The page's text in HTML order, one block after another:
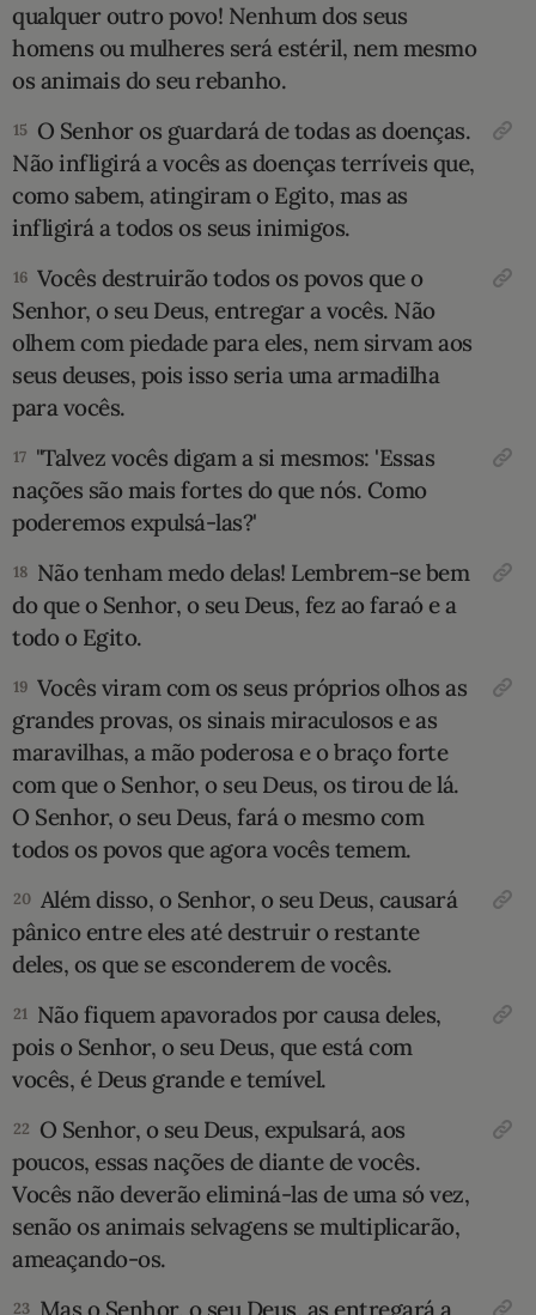
qualquer outro povo! Nenhum dos seus
homens ou mulheres será estéril, nem mesmo
os animais do seu rebanho.
15 O Senhor os guardará de todas as doenças.
Não infligirá a vocês as doenças terríveis que,
como sabem, atingiram o Egito, mas as
infligirá a todos os seus inimigos.
16 Vocês destruirão todos os povos que o
Senhor, o seu Deus, entregar a vocês. Não
olhem com piedade para eles, nem sirvam aos
seus deuses, pois isso seria uma armadilha
para vocês.
17 "Talvez vocês digam a si mesmos: 'Essas
nações são mais fortes do que nós. Como
poderemos expulsá-las?'
18 Não tenham medo delas! Lembrem-se bem
do que o Senhor, o seu Deus, fez ao faraó e a
todo o Egito.
19 Vocês viram com os seus próprios olhos as
grandes provas, os sinais miraculosos e as
maravilhas, a mão poderosa e o braço forte
com que o Senhor, o seu Deus, os tirou de lá.
O Senhor, o seu Deus, fará o mesmo com
todos os povos que agora vocês temem.
20 Além disso, o Senhor, o seu Deus, causará
pânico entre eles até destruir o restante
deles, os que se esconderem de vocês.
21 Não fiquem apavorados por causa deles,
pois o Senhor, o seu Deus, que está com
vocês, é Deus grande e temível.
22 O Senhor, o seu Deus, expulsará, aos
poucos, essas nações de diante de vocês.
Vocês não deverão eliminá-las de uma só vez,
senão os animais selvagens se multiplicarão,
ameaçando-os.
23 Mas o Senhor, o seu Deus, as entregará a